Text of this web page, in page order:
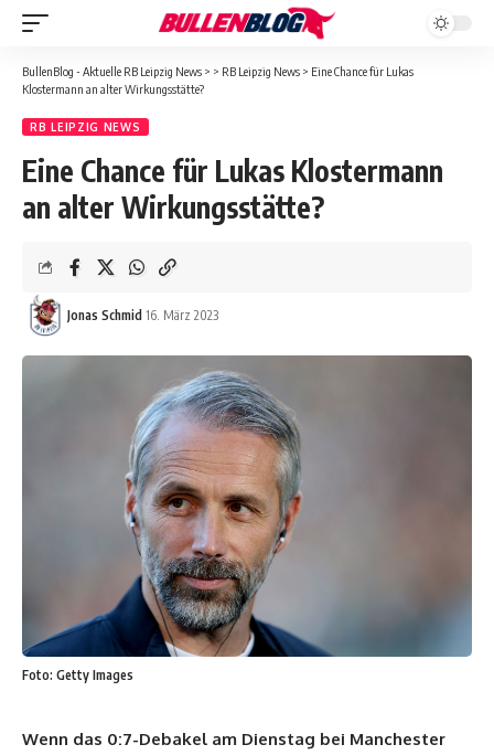
BullenBlog - Aktuelle RB Leipzig News > > RB Leipzig News > Eine Chance für Lukas
Klostermann an alter Wirkungsstätte?
RB LEIPZIG NEWS
Eine Chance für Lukas Klostermann
an alter Wirkungsstätte?
Jonas Schmid 16. März 2023
Foto: Getty Images
Wenn das 0:7-Debakel am Dienstag bei Manchester